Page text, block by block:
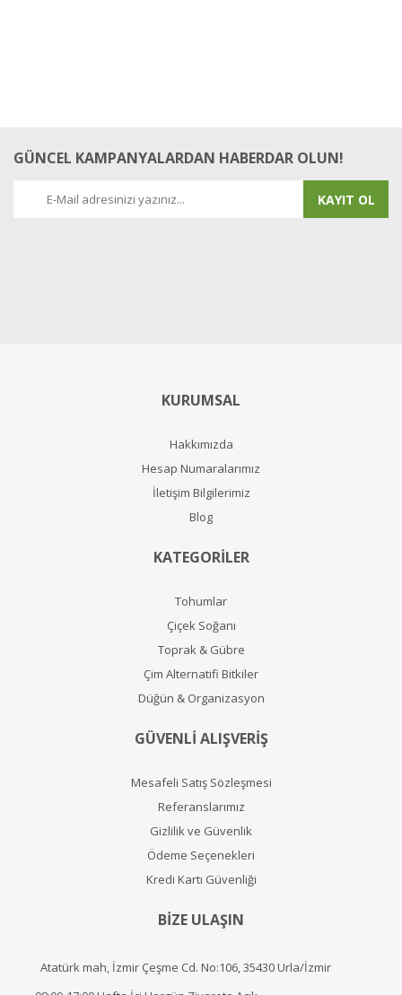
GÜNCEL KAMPANYALARDAN HABERDAR OLUN!
KAYIT OL
KURUMSAL
Hakkımızda
Hesap Numaralarımız
İletişim Bilgilerimiz
Blog
KATEGORİLER
Tohumlar
Çiçek Soğanı
Toprak & Gübre
Çim Alternatifi Bitkiler
Düğün & Organizasyon
GÜVENLİ ALIŞVERİŞ
Mesafeli Satış Sözleşmesi
Referanslarımız
Gizlilik ve Güvenlik
Ödeme Seçenekleri
Kredi Kartı Güvenliği
BİZE ULAŞIN
Atatürk mah, İzmir Çeşme Cd. No:106, 35430 Urla/İzmir